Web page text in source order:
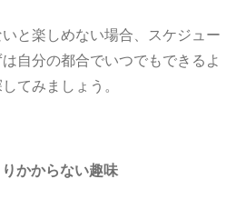
と楽しめない場合、スケジュー
自分の都合でいつでもできるよ
てみましょう。
かからない趣味